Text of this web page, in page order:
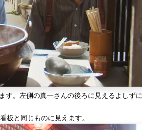
す。左側の真一さんの後ろに見えるよしず
板と同じものに見えます。